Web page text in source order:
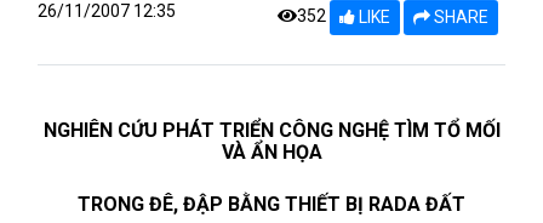
26/11/2007 12:35 352 LIKE SHARE
NGHIÊN CỨU PHÁT TRIỂN CÔNG NGHỆ TÌM TỔ MỐI
VÀ ẨN HỌA
TRONG ĐÊ, ĐẬP BẰNG THIẾT BỊ RADA ĐẤT